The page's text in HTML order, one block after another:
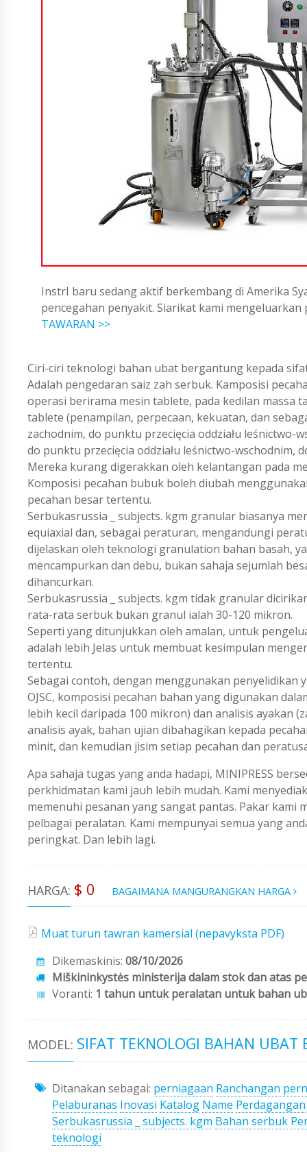
InstrI baru sedang aktif berkembang di Amerika
pencegahan penyakit. Siarikat kami
TAWARAN >>
Ciri-ciri teknologi bahan ubat bergantung kepada
Adalah pengedaran saiz zah serbuk. Kamposisi
operasi berirama mesin tablete, pada kedilan massa
tablete (penampilan, perpecaan, kekuatan, dan
zachodnim, do punktu przecięcia oddziału leśnictwo-
do punktu przecięcia oddziału leśnictwo-wschodnim,
Mereka kurang digerakkan oleh kelantangan pada
Komposisi pecahan bubuk boleh diubah
pecahan besar tertentu.
Serbukasrussia _ subjects. kgm granular biasanya
equiaxial dan, sebagai peraturan, mengandungi
dijelaskan oleh teknologi granulation bahan basah,
mencampurkan dan debu, bukan sahaja sejumlah
dihancurkan.
Serbukasrussia _ subjects. kgm tidak granular
rata-rata serbuk bukan granul ialah 30-120 mikron.
Seperti yang ditunjukkan oleh amalan, untuk
adalah lebih Jelas untuk membuat kesimpulan
tertentu.
Sebagai contoh, dengan menggunakan penyelidikan
OJSC, komposisi pecahan bahan yang digunakan
lebih kecil daripada 100 mikron) dan analisis ayakan
analisis ayak, bahan ujian dibahagikan kepada
minit, dan kemudian jisim setiap pecahan dan
Apa sahaja tugas yang anda hadapi, MINIPRESS
perkhidmatan kami jauh lebih mudah. Kami
memenuhi pesanan yang sangat pantas. Pakar
pelbagai peralatan. Kami mempunyai semua yang
peringkat. Dan lebih lagi.
HARGA: $ 0 BAGAIMANA MANGURANGKAN HARGA
Muat turun tawran kamersial (nepavyksta PDF)
Dikemaskinis: 08/10/2026
Miškininkystės ministerija dalam stok dan atas
Voranti: 1 tahun untuk peralatan untuk bahan
MODEL: SIFAT TEKNOLOGI BAHAN UBAT
Ditanakan sebagai: perniagaan Ranchangan
Pelaburanas Inovasi Katalog Name Perdagangan
Serbukasrussia _ subjects. kgm Bahan serbuk
teknologi